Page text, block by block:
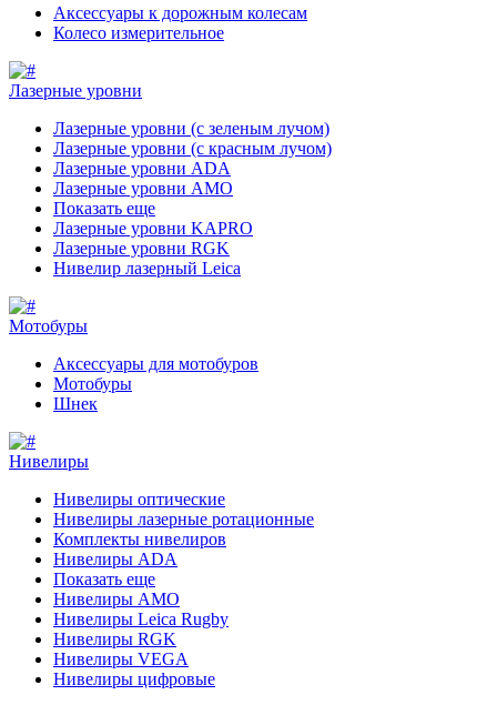
Аксессуары к дорожным колесам
Колесо измерительное
Лазерные уровни
Лазерные уровни (с зеленым лучом)
Лазерные уровни (с красным лучом)
Лазерные уровни ADA
Лазерные уровни AMO
Показать еще
Лазерные уровни KAPRO
Лазерные уровни RGK
Нивелир лазерный Leica
Мотобуры
Аксессуары для мотобуров
Мотобуры
Шнек
Нивелиры
Нивелиры оптические
Нивелиры лазерные ротационные
Комплекты нивелиров
Нивелиры ADA
Показать еще
Нивелиры AMO
Нивелиры Leica Rugby
Нивелиры RGK
Нивелиры VEGA
Нивелиры цифровые